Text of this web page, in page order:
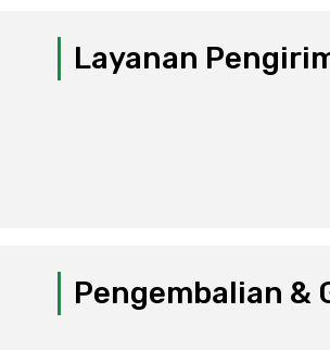
Layanan
Pengembalian &